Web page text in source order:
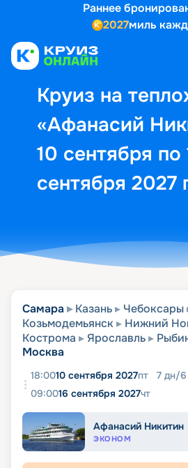
Раннее
2027миль
Круиз на
«Афанасий
10 сентября по
сентября 2027
Выбор кают
Самара Казань
Чебоксары
Козьмодемьянск
Нижний
Кострома
Ярославль
Москва
18:0010 сентября 2027пт 7 дн/6
09:0016 сентября 2027чт
Афанасий Никитин
ЭКОНОМ